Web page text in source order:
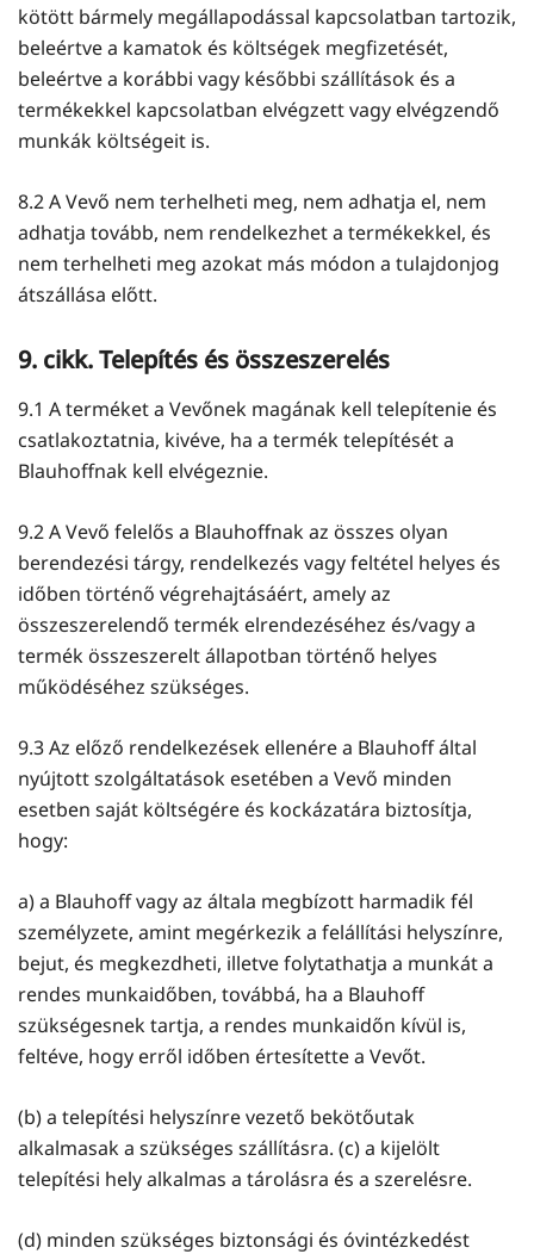
kötött bármely megállapodással kapcsolatban tartozik,
beleértve a kamatok és költségek megfizetését,
beleértve a korábbi vagy későbbi szállítások és a
termékekkel kapcsolatban elvégzett vagy elvégzendő
munkák költségeit is.
8.2 A Vevő nem terhelheti meg, nem adhatja el, nem
adhatja tovább, nem rendelkezhet a termékekkel, és
nem terhelheti meg azokat más módon a tulajdonjog
átszállása előtt.
9. cikk. Telepítés és összeszerelés
9.1 A terméket a Vevőnek magának kell telepítenie és
csatlakoztatnia, kivéve, ha a termék telepítését a
Blauhoffnak kell elvégeznie.
9.2 A Vevő felelős a Blauhoffnak az összes olyan
berendezési tárgy, rendelkezés vagy feltétel helyes és
időben történő végrehajtásáért, amely az
összeszerelendő termék elrendezéséhez és/vagy a
termék összeszerelt állapotban történő helyes
működéséhez szükséges.
9.3 Az előző rendelkezések ellenére a Blauhoff által
nyújtott szolgáltatások esetében a Vevő minden
esetben saját költségére és kockázatára biztosítja,
hogy:
a) a Blauhoff vagy az általa megbízott harmadik fél
személyzete, amint megérkezik a felállítási helyszínre,
bejut, és megkezdheti, illetve folytathatja a munkát a
rendes munkaidőben, továbbá, ha a Blauhoff
szükségesnek tartja, a rendes munkaidőn kívül is,
feltéve, hogy erről időben értesítette a Vevőt.
(b) a telepítési helyszínre vezető bekötőutak
alkalmasak a szükséges szállításra. (c) a kijelölt
telepítési hely alkalmas a tárolásra és a szerelésre.
(d) minden szükséges biztonsági és óvintézkedést